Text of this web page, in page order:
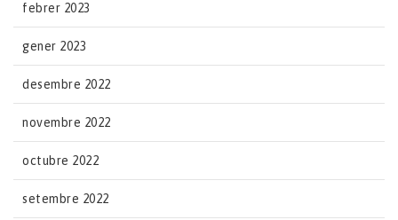
febrer 2023
gener 2023
desembre 2022
novembre 2022
octubre 2022
setembre 2022